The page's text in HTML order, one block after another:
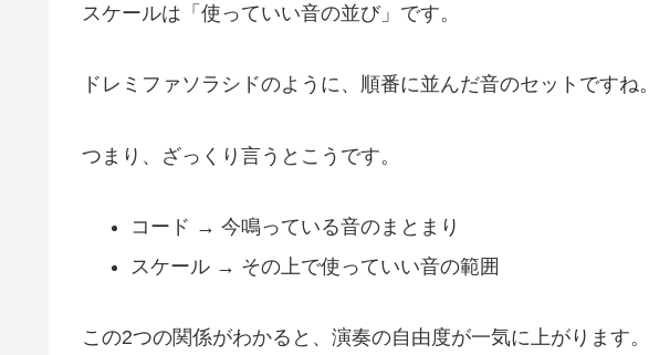
スケールは「使っていい音の並び」です。
ドレミファソラシドのように、順番に並んだ音のセットですね。
つまり、ざっくり言うとこうです。
コード → 今鳴っている音のまとまり
スケール → その上で使っていい音の範囲
この2つの関係がわかると、演奏の自由度が一気に上がります。